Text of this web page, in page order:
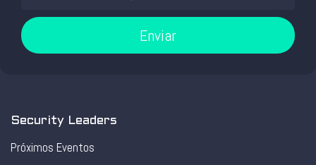
Enviar
Security Leaders
Próximos Eventos